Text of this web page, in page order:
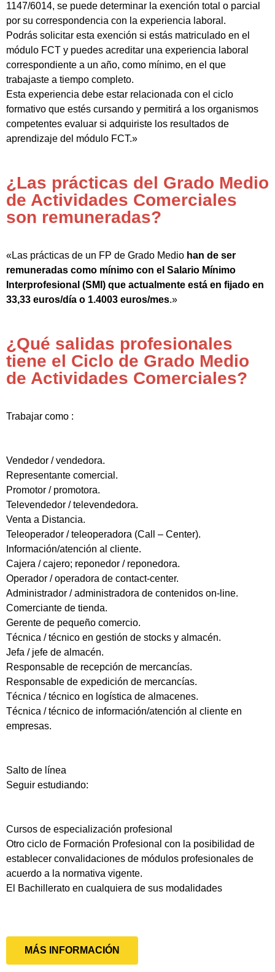
1147/6014, se puede determinar la exención total o parcial
por su correspondencia con la experiencia laboral.
Podrás solicitar esta exención si estás matriculado en el
módulo FCT y puedes acreditar una experiencia laboral
correspondiente a un año, como mínimo, en el que
trabajaste a tiempo completo.
Esta experiencia debe estar relacionada con el ciclo
formativo que estés cursando y permitirá a los organismos
competentes evaluar si adquiriste los resultados de
aprendizaje del módulo FCT.»
¿Las prácticas del Grado Medio
de Actividades Comerciales
son remuneradas?
«Las prácticas de un FP de Grado Medio han de ser
remuneradas como mínimo con el Salario Mínimo
Interprofesional (SMI) que actualmente está en fijado en
33,33 euros/día o 1.4003 euros/mes.»
¿Qué salidas profesionales
tiene el Ciclo de Grado Medio
de Actividades Comerciales?
Trabajar como :
Vendedor / vendedora.
Representante comercial.
Promotor / promotora.
Televendedor / televendedora.
Venta a Distancia.
Teleoperador / teleoperadora (Call – Center).
Información/atención al cliente.
Cajera / cajero; reponedor / reponedora.
Operador / operadora de contact-center.
Administrador / administradora de contenidos on-line.
Comerciante de tienda.
Gerente de pequeño comercio.
Técnica / técnico en gestión de stocks y almacén.
Jefa / jefe de almacén.
Responsable de recepción de mercancías.
Responsable de expedición de mercancías.
Técnica / técnico en logística de almacenes.
Técnica / técnico de información/atención al cliente en
empresas.
Salto de línea
Seguir estudiando:
Cursos de especialización profesional
Otro ciclo de Formación Profesional con la posibilidad de
establecer convalidaciones de módulos profesionales de
acuerdo a la normativa vigente.
El Bachillerato en cualquiera de sus modalidades
MÁS INFORMACIÓN